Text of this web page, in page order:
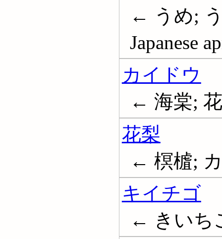
← うめ;
Japanese
カイドウ
← 海棠;
花梨
← 榠樝;
キイチゴ
← きいち